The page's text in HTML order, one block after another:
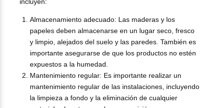
incluyen:
Almacenamiento adecuado: Las maderas y los
papeles deben almacenarse en un lugar seco, fresco
y limpio, alejados del suelo y las paredes. También es
importante asegurarse de que los productos no estén
expuestos a la humedad.
Mantenimiento regular: Es importante realizar un
mantenimiento regular de las instalaciones, incluyendo
la limpieza a fondo y la eliminación de cualquier